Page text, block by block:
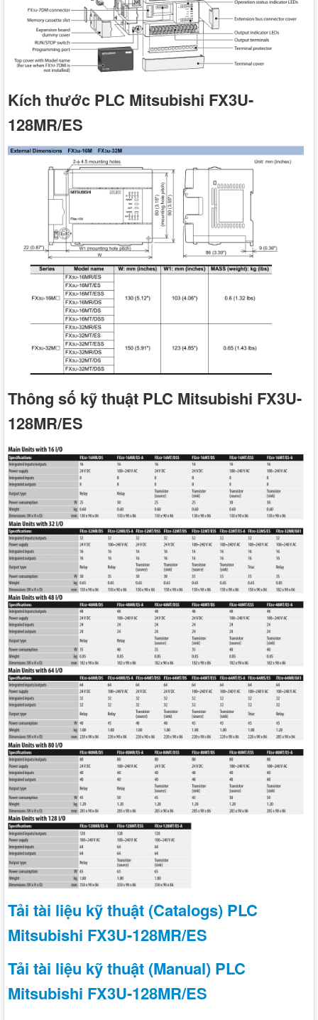
Kích thước PLC Mitsubishi FX3U-
128MR/ES
Thông số kỹ thuật PLC Mitsubishi FX3U-
128MR/ES
Tải tài liệu kỹ thuật (Catalogs) PLC
Mitsubishi FX3U-128MR/ES
Tải tài liệu kỹ thuật (Manual) PLC
Mitsubishi FX3U-128MR/ES